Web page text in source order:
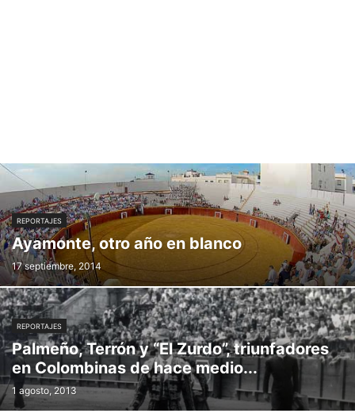
REPORTAJES
Ayamonte, otro año en blanco
17 septiembre, 2014
REPORTAJES
Palmeño, Terrón y “El Zurdo”, triunfadores
en Colombinas de hace medio...
1 agosto, 2013